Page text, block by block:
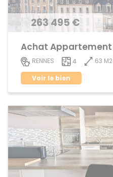
263 495 €
RENNES 4
63 M2
Voir le bien